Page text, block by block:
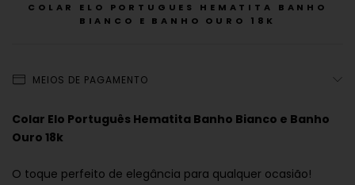
COLAR ELO PORTUGUES HEMATITA BANHO
BIANCO E BANHO OURO 18K
MEIOS DE PAGAMENTO
Colar Elo Português Hematita Banho Bianco e Banho
Ouro 18k
O toque perfeito de elegância para qualquer ocasião!